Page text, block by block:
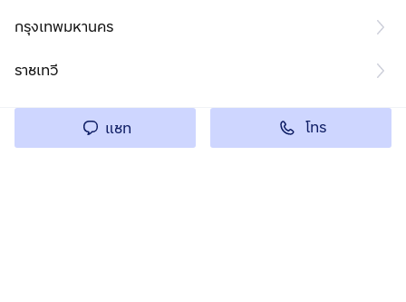
กรุงเทพมหานคร
ราชเทวี
แชท โทร